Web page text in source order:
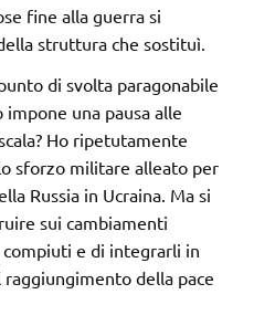
fine alla guerra si
struttura che sostituì.
di svolta paragonabile
una pausa alle
Ho ripetutamente
sforzo militare alleato per
Russia in Ucraina. Ma si
sui cambiamenti
e di integrarli in
della pace